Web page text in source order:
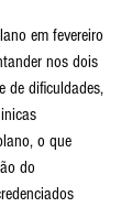
em fevereiro
nos dois
de dificuldades,
o que
do